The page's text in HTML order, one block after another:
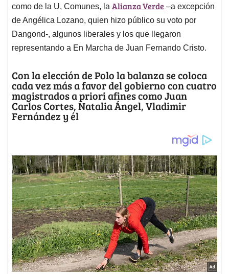
como de la U, Comunes, la Alianza Verde –a excepción
de Angélica Lozano, quien hizo público su voto por
Dangond-, algunos liberales y los que llegaron
representando a En Marcha de Juan Fernando Cristo.
Con la elección de Polo la balanza se coloca
cada vez más a favor del gobierno con cuatro
magistrados a priori afines como Juan
Carlos Cortes, Natalia Ángel, Vladimir
Fernández y él